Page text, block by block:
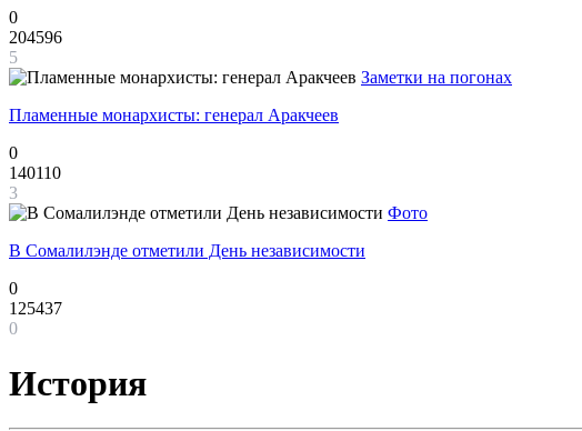
0
204596
5
Заметки на погонах
Пламенные монархисты: генерал Аракчеев
0
140110
3
Фото
В Сомалилэнде отметили День независимости
0
125437
0
История